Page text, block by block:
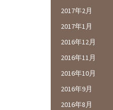
2017年2月
2017年1月
2016年12月
2016年11月
2016年10月
2016年9月
2016年8月